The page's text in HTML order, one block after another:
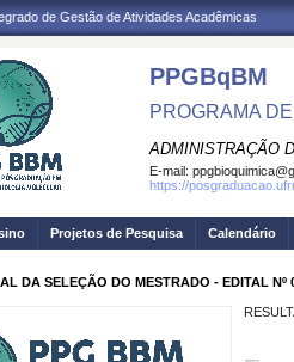
de Gestão de Atividades Acadêmicas
PPGBqBM
PROGRAMA
ADMINISTRAÇÃO
E-mail:
https://
Projetos de Pesquisa Calendário
DA SELEÇÃO DO MESTRADO - EDITAL Nº